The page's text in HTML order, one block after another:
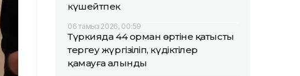
күшейтпек
06 тамыз 2026, 00:59
Түркияда 44 орман өртіне қатысты
тергеу жүргізіліп, күдіктілер
қамауға алынды